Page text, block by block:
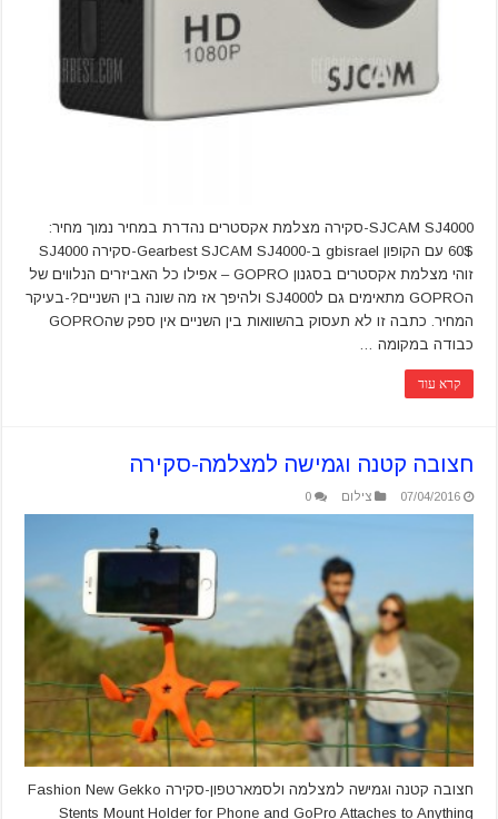
SJCAM SJ4000-סקירה מצלמת אקסטרים נהדרת במחיר נמוך מחיר:
60$ עם הקופון gbisrael ב-Gearbest SJCAM SJ4000-סקירה SJ4000
זוהי מצלמת אקסטרים בסגנון GOPRO – אפילו כל האביזרים הנלווים של
הGOPRO מתאימים גם לSJ4000 ולהיפך אז מה שונה בין השניים?-בעיקר
המחיר. כתבה זו לא תעסוק בהשוואות בין השניים אין ספק שהGOPRO
כבודה במקומה …
קרא עוד
חצובה קטנה וגמישה למצלמה-סקירה
07/04/2016 צילום 0
חצובה קטנה וגמישה למצלמה ולסמארטפון-סקירה Fashion New Gekko
Stents Mount Holder for Phone and GoPro Attaches to Anything